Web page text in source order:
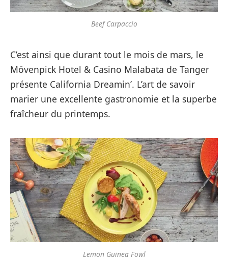
Beef Carpaccio
C’est ainsi que durant tout le mois de mars, le
Mövenpick Hotel & Casino Malabata de Tanger
présente California Dreamin’. L’art de savoir
marier une excellente gastronomie et la superbe
fraîcheur du printemps.
Lemon Guinea Fowl